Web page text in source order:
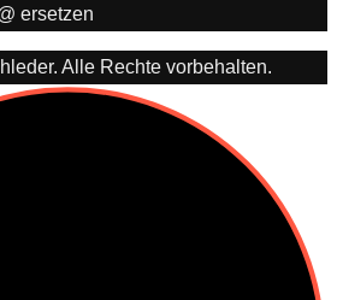
ersetzen
Alle Rechte vorbehalten.